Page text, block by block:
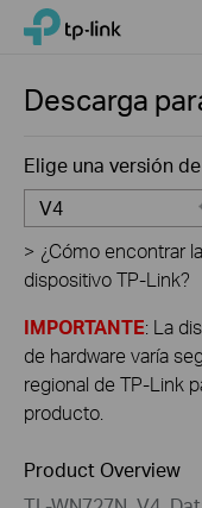
Click
navigation
TP-Link, Reliably Smart
Descarga
Elige una versión
V4
> ¿Cómo encontrar
dispositivo TP-Link?
IMPORTANTE: La
de hardware varía
regional de TP-Link
producto.
Product Overview